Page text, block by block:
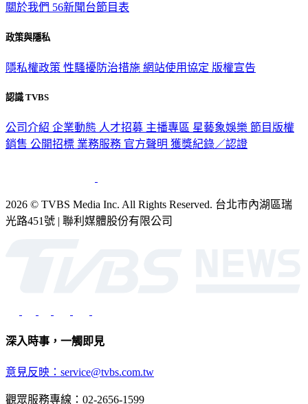
關於我們 56新聞台節目表
政策與隱私
隱私權政策 性騷擾防治措施 網站使用協定 版權宣告
認識 TVBS
公司介紹 企業動態 人才招募 主播專區 星藝象娛樂 節目版權
銷售 公開招標 業務服務 官方聲明 獲獎紀錄／認證
2026 © TVBS Media Inc. All Rights Reserved. 台北市內湖區瑞
光路451號 | 聯利媒體股份有限公司
深入時事，一觸即見
意見反映：service@tvbs.com.tw
觀眾服務專線：02-2656-1599